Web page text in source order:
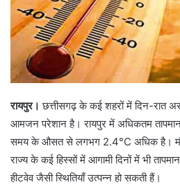
रायपुर। छत्तीसगढ़ के कई शहरों में दिन-रात
आमजन परेशान है। रायपुर में अधिकतम
समय के औसत से लगभग 2.4°C अधिक है।
राज्य के कई हिस्सों में आगामी दिनों में भी
हीटवेव जैसी स्थितियाँ उत्पन्न हो सकती हैं।